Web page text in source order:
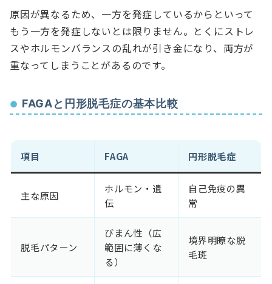
原因が異なるため、一方を発症しているからといって
もう一方を発症しないとは限りません。とくにストレ
スやホルモンバランスの乱れが引き金になり、両方が
重なってしまうことがあるのです。
FAGAと円形脱毛症の基本比較
項目 FAGA 円形脱毛症
主な原因
ホルモン・遺
伝
自己免疫の異
常
脱毛パターン
びまん性（広
範囲に薄くな
る）
境界明瞭な脱
毛斑